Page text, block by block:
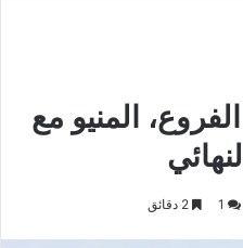
المنيو مع